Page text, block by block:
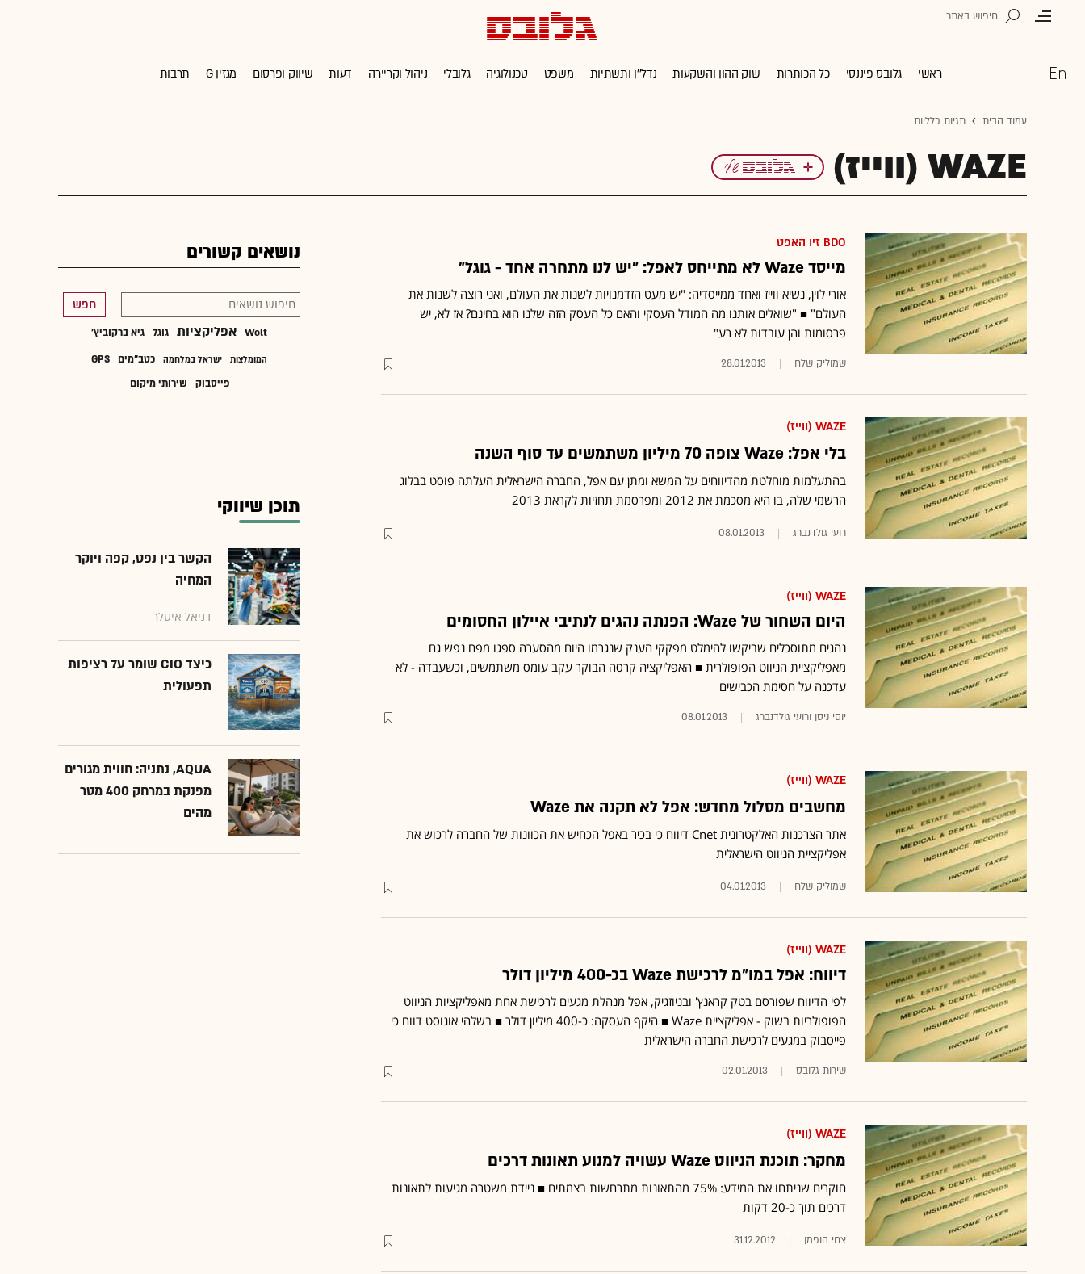
ראשי גלובס פיננסי כל הכותרות שוק ההון והשקעות נדל''ן ותשתיות משפט טכנולוגיה גלובלי ניהול וקריירה דעות שיווק ופרסום מגזין G תרבות
עמוד הבית תגיות כלליות
WAZE (ווייז)
BDO זיו האפט
מייסד Waze לא מתייחס לאפל: "יש לנו מתחרה אחד - גוגל"
אורי לוין, נשיא ווייז ואחד ממייסדיה: "יש מעט הזדמנויות לשנות את העולם, ואני רוצה לשנות את
העולם" ■ "שואלים אותנו מה המודל העסקי והאם כל העסק הזה שלנו הוא בחינם? אז לא, יש
פרסומות והן עובדות לא רע"
שמוליק שלח 28.01.2013
WAZE (ווייז)
בלי אפל: Waze צופה 70 מיליון משתמשים עד סוף השנה
בהתעלמות מוחלטת מהדיווחים על המשא ומתן עם אפל, החברה הישראלית העלתה פוסט בבלוג
הרשמי שלה, בו היא מסכמת את 2012 ומפרסמת תחזיות לקראת 2013
רועי גולדנברג 08.01.2013
WAZE (ווייז)
היום השחור של Waze: הפנתה נהגים לנתיבי איילון החסומים
נהגים מתוסכלים שביקשו להימלט מפקקי הענק שנגרמו היום מהסערה ספגו מפח נפש גם
מאפליקציית הניווט הפופולרית ■ האפליקציה קרסה הבוקר עקב עומס משתמשים, וכשעבדה - לא
עדכנה על חסימת הכבישים
יוסי ניסן ורועי גולדנברג 08.01.2013
WAZE (ווייז)
מחשבים מסלול מחדש: אפל לא תקנה את Waze
אתר הצרכנות האלקטרונית Cnet דיווח כי בכיר באפל הכחיש את הכוונות של החברה לרכוש את
אפליקציית הניווט הישראלית
שמוליק שלח 04.01.2013
WAZE (ווייז)
דיווח: אפל במו"מ לרכישת Waze בכ-400 מיליון דולר
לפי הדיווח שפורסם בטק קראנץ' ובניוזגיק, אפל מנהלת מגעים לרכישת אחת מאפליקציות הניווט
הפופולריות בשוק - אפליקציית Waze ■ היקף העסקה: כ-400 מיליון דולר ■ בשלהי אוגוסט דווח כי
פייסבוק במגעים לרכישת החברה הישראלית
שירות גלובס 02.01.2013
WAZE (ווייז)
מחקר: תוכנת הניווט Waze עשויה למנוע תאונות דרכים
חוקרים שניתחו את המידע: 75% מהתאונות מתרחשות בצמתים ■ ניידת משטרה מגיעות לתאונות
דרכים תוך כ-20 דקות
צחי הופמן 31.12.2012
נושאים קשורים
חפש
Wolt אפליקציות גוגל גיא ברקוביץ'
המומלצות ישראל במלחמה כטב"מים
GPS
פייסבוק
שירותי מיקום
תוכן שיווקי
הקשר בין נפט, קפה ויוקר
המחיה
דניאל איסלר
כיצד CIO שומר על רציפות
תפעולית
AQUA, נתניה: חווית מגורים
מפנקת במרחק 400 מטר
מהים